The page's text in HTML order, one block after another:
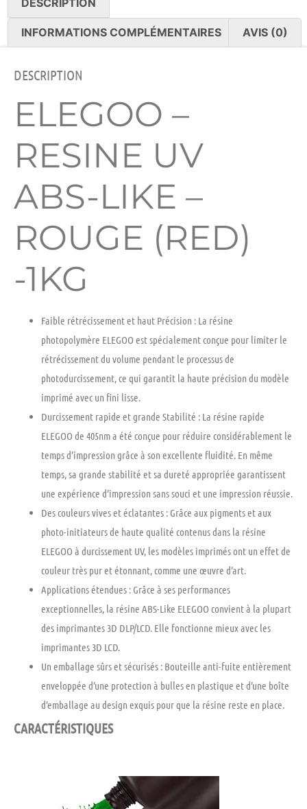
INFORMATIONS COMPLÉMENTAIRES AVIS (0)
DESCRIPTION
ELEGOO –
RESINE UV
ABS-LIKE –
ROUGE (RED)
-1KG
Faible rétrécissement et haut Précision : La résine
photopolymère ELEGOO est spécialement conçue pour limiter le
rétrécissement du volume pendant le processus de
photodurcissement, ce qui garantit la haute précision du modèle
imprimé avec un fini lisse.
Durcissement rapide et grande Stabilité : La résine rapide
ELEGOO de 405nm a été conçue pour réduire considérablement le
temps d’impression grâce à son excellente fluidité. En même
temps, sa grande stabilité et sa dureté appropriée garantissent
une expérience d’impression sans souci et une impression réussie.
Des couleurs vives et éclatantes : Grâce aux pigments et aux
photo-initiateurs de haute qualité contenus dans la résine
ELEGOO à durcissement UV, les modèles imprimés ont un effet de
couleur très pur et étonnant, comme une œuvre d’art.
Applications étendues : Grâce à ses performances
exceptionnelles, la résine ABS-Like ELEGOO convient à la plupart
des imprimantes 3D DLP/LCD. Elle fonctionne mieux avec les
imprimantes 3D LCD.
Un emballage sûrs et sécurisés : Bouteille anti-fuite entièrement
enveloppée d’une protection à bulles en plastique et d’une boîte
d’emballage au design exquis pour que la résine reste en place.
CARACTÉRISTIQUES